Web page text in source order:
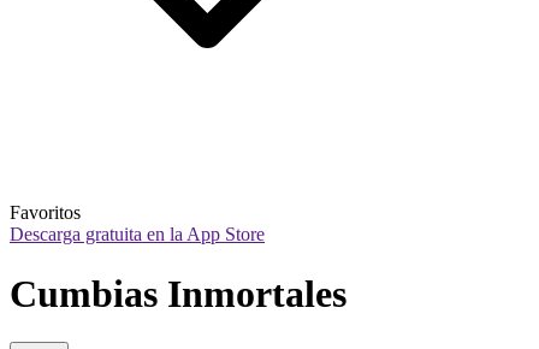
Favoritos
Descarga gratuita en la App Store
Cumbias Inmortales